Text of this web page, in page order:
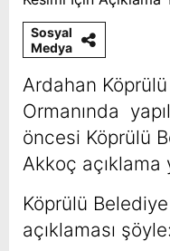
Sosyal
Medya
Ardahan
Ormanında
öncesi Köprülü
Akkoç açıklama
Köprülü
açıklaması şöyle: